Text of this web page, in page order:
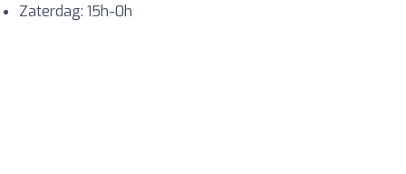
Zaterdag: 15h-0h